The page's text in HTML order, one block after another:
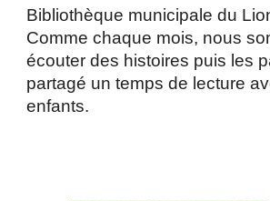
Bibliothèque municipale du
Comme chaque mois, nous
écouter des histoires puis les
partagé un temps de lecture
enfants.